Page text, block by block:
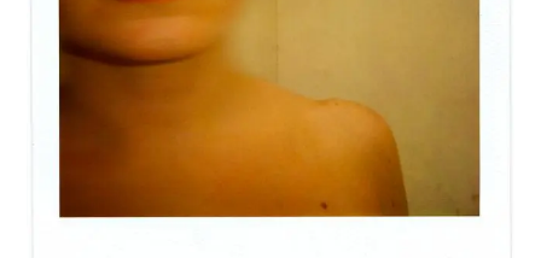
05_MONOTYPE
06_ARCHIVES
CONTACT